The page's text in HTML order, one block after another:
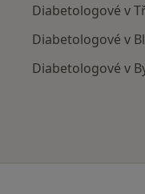
Diabetologové v
Diabetologové v
Diabetologové v